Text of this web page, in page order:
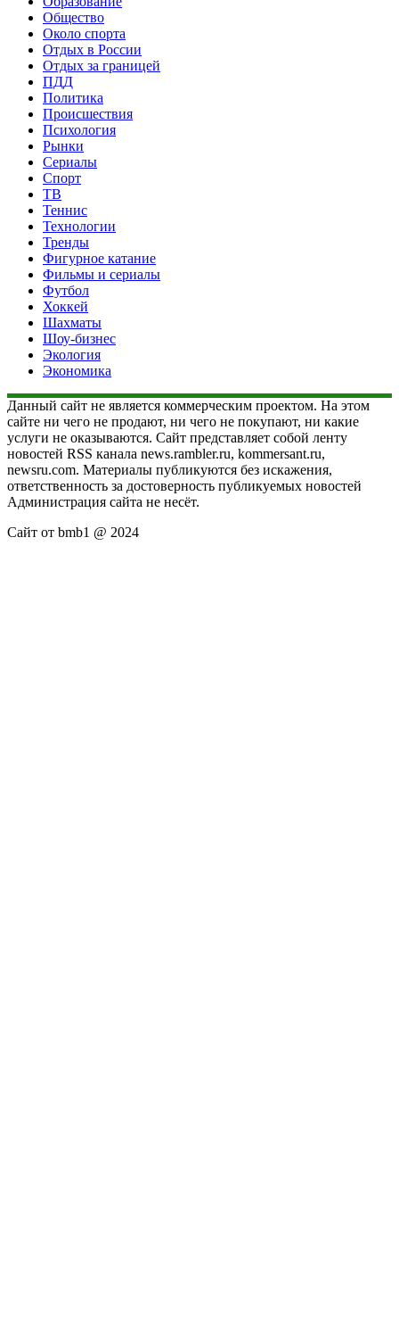
Общество
Около спорта
Отдых в России
Отдых за границей
ПДД
Политика
Происшествия
Психология
Рынки
Сериалы
Спорт
ТВ
Теннис
Технологии
Тренды
Фигурное катание
Фильмы и сериалы
Футбол
Хоккей
Шахматы
Шоу-бизнес
Экология
Экономика
Данный сайт не является коммерческим проектом. На этом
сайте ни чего не продают, ни чего не покупают, ни какие
услуги не оказываются. Сайт представляет собой ленту
новостей RSS канала news.rambler.ru, kommersant.ru,
newsru.com. Материалы публикуются без искажения,
ответственность за достоверность публикуемых новостей
Администрация сайта не несёт.
Сайт от bmb1 @ 2024